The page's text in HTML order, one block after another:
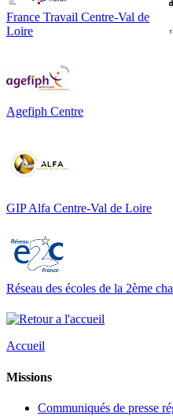
France Travail Centre-Val de
Loire
Agefiph Centre
GIP Alfa Centre-Val de Loire
Réseau des écoles de la 2ème
Accueil
Missions
Communiqués de presse